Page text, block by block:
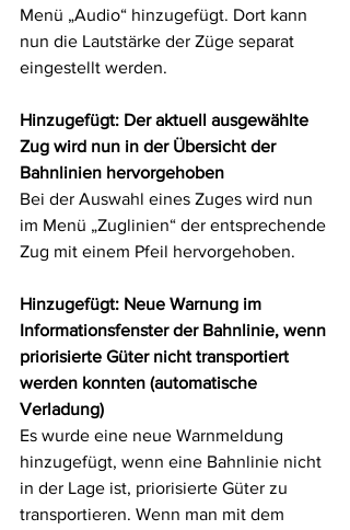
Menü „Audio“ hinzugefügt. Dort kann
nun die Lautstärke der Züge separat
eingestellt werden.
Hinzugefügt: Der aktuell ausgewählte
Zug wird nun in der Übersicht der
Bahnlinien hervorgehoben
Bei der Auswahl eines Zuges wird nun
im Menü „Zuglinien“ der entsprechende
Zug mit einem Pfeil hervorgehoben.
Hinzugefügt: Neue Warnung im
Informationsfenster der Bahnlinie, wenn
priorisierte Güter nicht transportiert
werden konnten (automatische
Verladung)
Es wurde eine neue Warnmeldung
hinzugefügt, wenn eine Bahnlinie nicht
in der Lage ist, priorisierte Güter zu
transportieren. Wenn man mit dem